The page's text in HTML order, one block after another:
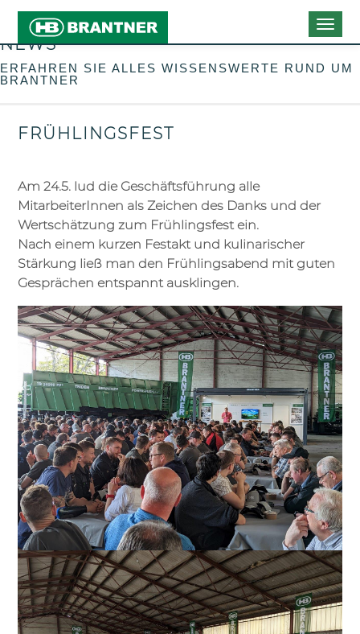
NEWS
ERFAHREN SIE ALLES WISSENSWERTE RUND UM
BRANTNER
FRÜHLINGSFEST
Am 24.5. lud die Geschäftsführung alle
MitarbeiterInnen als Zeichen des Danks und der
Wertschätzung zum Frühlingsfest ein.
Nach einem kurzen Festakt und kulinarischer
Stärkung ließ man den Frühlingsabend mit guten
Gesprächen entspannt ausklingen.